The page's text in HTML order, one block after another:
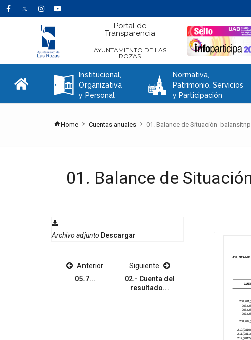
Portal de
Transparencia
AYUNTAMIENTO DE LAS
ROZAS
A
Institucional,
Organizativa
y Personal
C
Normativa,
Patrimonio, Servicios
y Participación
Home Cuentas anuales 01. Balance de
01. Balance de
Archivo adjunto Descargar
Anterior
05.7...
Siguiente
02.- Cuenta del
resultado...